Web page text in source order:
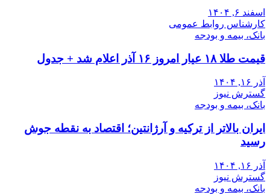
اسفند ۶, ۱۴۰۴
کارشناس روابط عمومی
بانک، بیمه و بودجه
قیمت طلا ۱۸ عیار امروز ۱۶ آذر اعلام شد + جدول
آذر ۱۶, ۱۴۰۴
گسترش نیوز
بانک، بیمه و بودجه
ایران بالاتر از ترکیه و آرژانتین؛ اقتصاد به نقطه جوش
رسید
آذر ۱۶, ۱۴۰۴
گسترش نیوز
بانک، بیمه و بودجه